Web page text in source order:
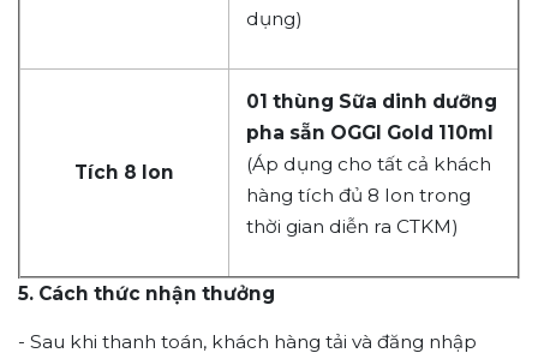
dụng)
Tích 8 lon
01 thùng Sữa dinh dưỡng
pha sẵn OGGI Gold 110ml
(Áp dụng cho tất cả khách
hàng tích đủ 8 lon trong
thời gian diễn ra CTKM)
5. Cách thức nhận thưởng
- Sau khi thanh toán, khách hàng tải và đăng nhập